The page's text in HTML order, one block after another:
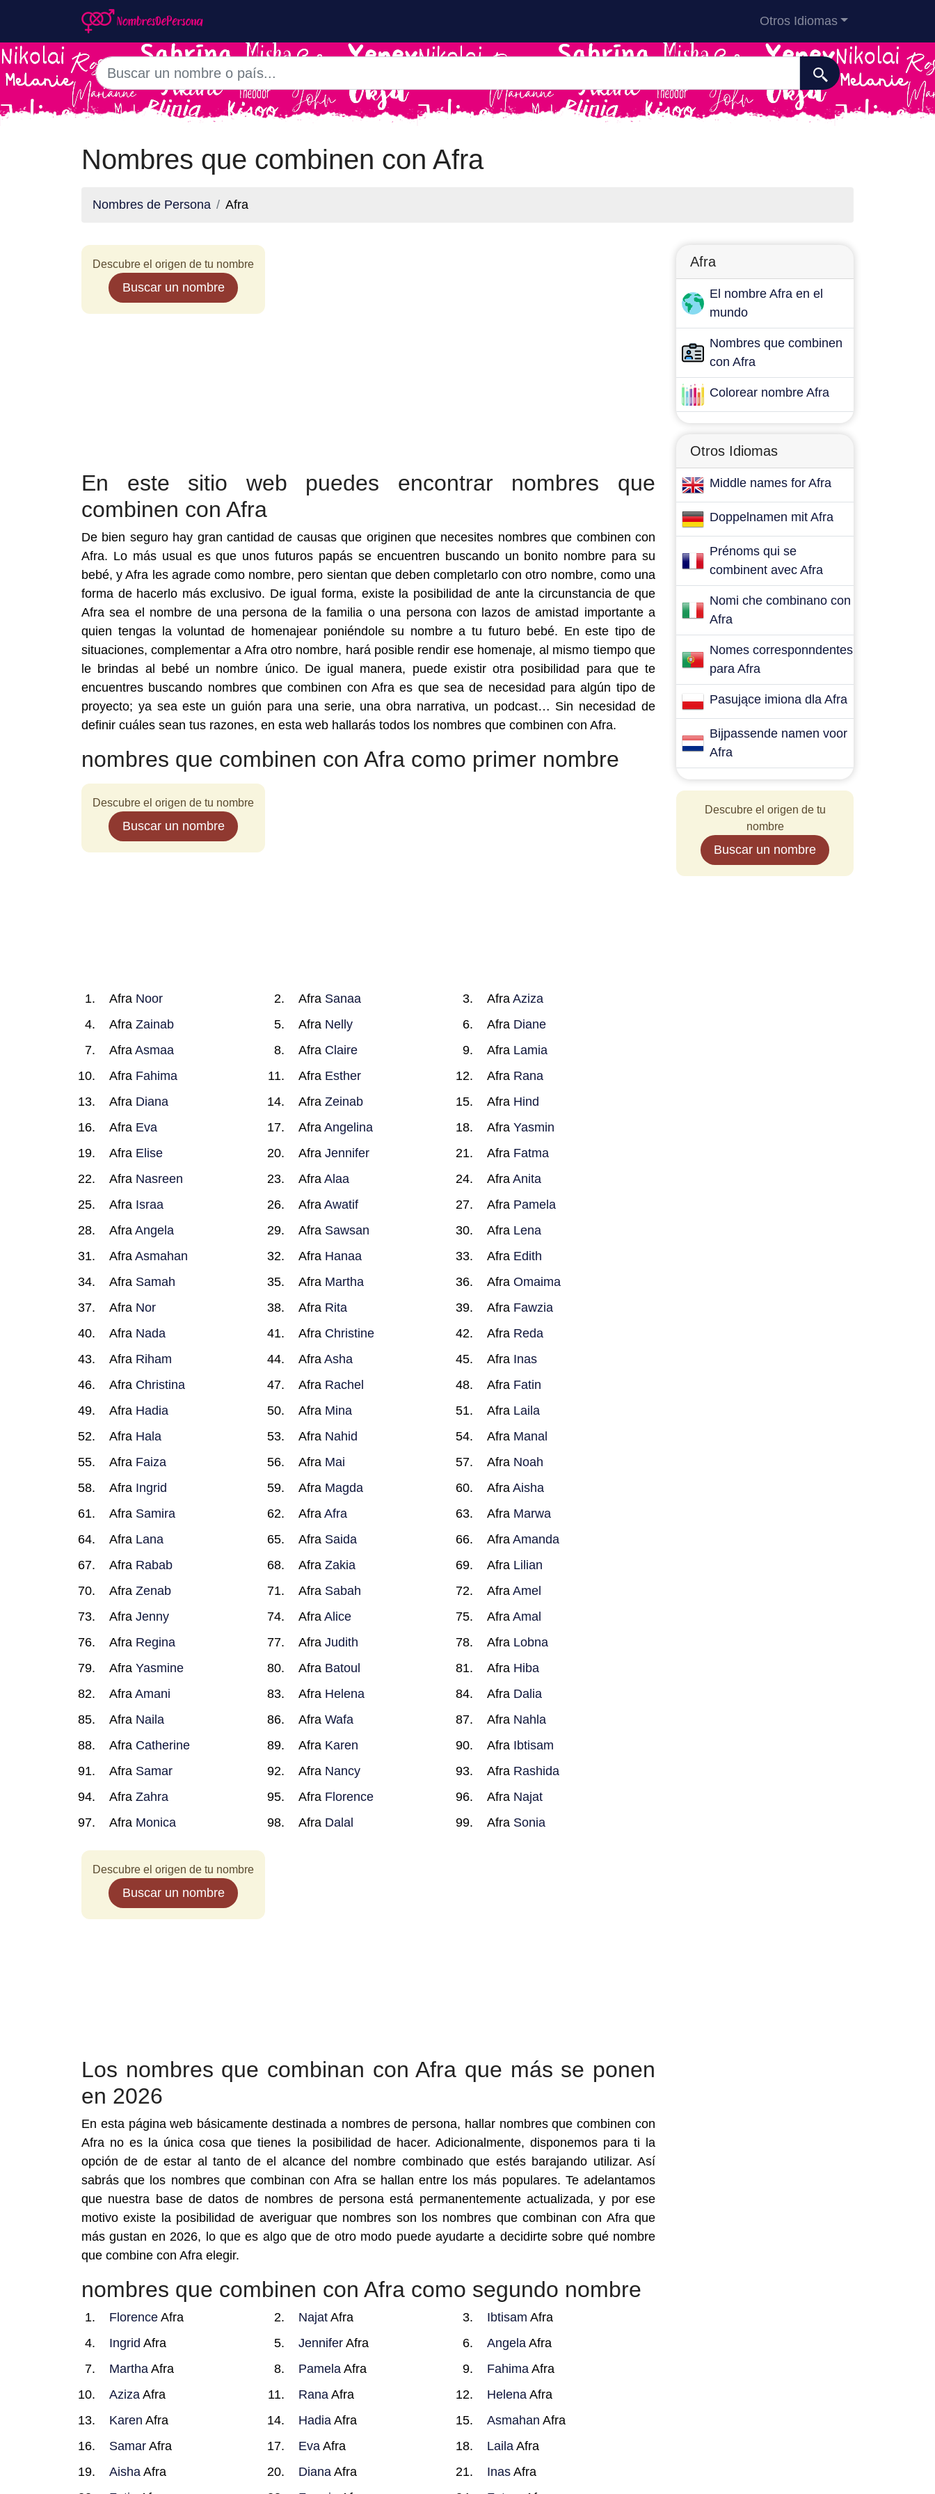
Otros Idiomas
Nombres que combinen con Afra
Nombres de Persona Afra
Descubre el origen de tu nombre
Buscar un nombre
En este sitio web puedes encontrar nombres que
combinen con Afra
De bien seguro hay gran cantidad de causas que originen que necesites nombres que combinen con
Afra. Lo más usual es que unos futuros papás se encuentren buscando un bonito nombre para su
bebé, y Afra les agrade como nombre, pero sientan que deben completarlo con otro nombre, como una
forma de hacerlo más exclusivo. De igual forma, existe la posibilidad de ante la circunstancia de que
Afra sea el nombre de una persona de la familia o una persona con lazos de amistad importante a
quien tengas la voluntad de homenajear poniéndole su nombre a tu futuro bebé. En este tipo de
situaciones, complementar a Afra otro nombre, hará posible rendir ese homenaje, al mismo tiempo que
le brindas al bebé un nombre único. De igual manera, puede existir otra posibilidad para que te
encuentres buscando nombres que combinen con Afra es que sea de necesidad para algún tipo de
proyecto; ya sea este un guión para una serie, una obra narrativa, un podcast… Sin necesidad de
definir cuáles sean tus razones, en esta web hallarás todos los nombres que combinen con Afra.
nombres que combinen con Afra como primer nombre
Descubre el origen de tu nombre
Buscar un nombre
Afra Noor Afra Sanaa AfraAziza
Afra Zainab Afra Nelly Afra Diane
Afra Asmaa Afra Claire Afra Lamia
Afra Fahima Afra Esther Afra Rana
Afra Diana Afra Zeinab Afra Hind
Afra Eva Afra Angelina AfraYasmin
Afra Elise Afra Jennifer Afra Fatma
Afra Nasreen Afra Alaa AfraAnita
Afra Israa Afra Awatif Afra Pamela
Afra Angela Afra Sawsan Afra Lena
Afra Asmahan Afra Hanaa Afra Edith
Afra Samah Afra Martha AfraOmaima
Afra Nor Afra Rita Afra Fawzia
Afra Nada Afra Christine Afra Reda
Afra Riham Afra Asha Afra Inas
Afra Christina Afra Rachel Afra Fatin
Afra Hadia Afra Mina Afra Laila
Afra Hala Afra Nahid Afra Manal
Afra Faiza Afra Mai Afra Noah
Afra Ingrid Afra Magda AfraAisha
Afra Samira Afra Afra Afra Marwa
Afra Lana Afra Saida AfraAmanda
Afra Rabab Afra Zakia Afra Lilian
Afra Zenab Afra Sabah AfraAmel
Afra Jenny Afra Alice AfraAmal
Afra Regina Afra Judith Afra Lobna
Afra Yasmine Afra Batoul Afra Hiba
Afra Amani Afra Helena Afra Dalia
Afra Naila Afra Wafa Afra Nahla
Afra Catherine Afra Karen Afra Ibtisam
Afra Samar Afra Nancy Afra Rashida
Afra Zahra Afra Florence Afra Najat
Afra Monica Afra Dalal Afra Sonia
Descubre el origen de tu nombre
Buscar un nombre
Los nombres que combinan con Afra que más se ponen
en 2026
En esta página web básicamente destinada a nombres de persona, hallar nombres que combinen con
Afra no es la única cosa que tienes la posibilidad de hacer. Adicionalmente, disponemos para ti la
opción de de estar al tanto de el alcance del nombre combinado que estés barajando utilizar. Así
sabrás que los nombres que combinan con Afra se hallan entre los más populares. Te adelantamos
que nuestra base de datos de nombres de persona está permanentemente actualizada, y por ese
motivo existe la posibilidad de averiguar que nombres son los nombres que combinan con Afra que
más gustan en 2026, lo que es algo que de otro modo puede ayudarte a decidirte sobre qué nombre
que combine con Afra elegir.
nombres que combinen con Afra como segundo nombre
Florence Afra NajatAfra Ibtisam Afra
Ingrid Afra JenniferAfra Angela Afra
Martha Afra PamelaAfra Fahima Afra
Aziza Afra RanaAfra Helena Afra
Karen Afra HadiaAfra Asmahan Afra
Samar Afra EvaAfra Laila Afra
Aisha Afra DianaAfra Inas Afra
Afra
El nombre Afra en el
mundo
Nombres que combinen
con Afra
Colorear nombre Afra
Otros Idiomas
Middle names for Afra
Doppelnamen mit Afra
Prénoms qui se
combinent avec Afra
Nomi che combinano con
Afra
Nomes corresponndentes
para Afra
Pasujące imiona dla Afra
Bijpassende namen voor
Afra
Descubre el origen de tu
nombre
Buscar un nombre